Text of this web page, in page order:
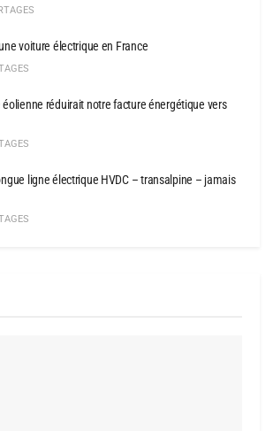
voiture électrique en France
éolienne réduirait notre facture énergétique vers
ligne électrique HVDC – transalpine – jamais